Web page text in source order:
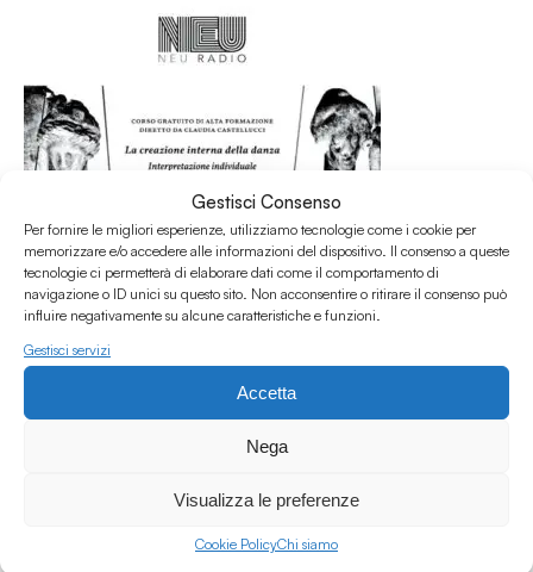
Gestisci Consenso
Per fornire le migliori esperienze, utilizziamo tecnologie come i cookie per
memorizzare e/o accedere alle informazioni del dispositivo. Il consenso a queste
tecnologie ci permetterà di elaborare dati come il comportamento di
navigazione o ID unici su questo sito. Non acconsentire o ritirare il consenso può
influire negativamente su alcune caratteristiche e funzioni.
Gestisci servizi
Accetta
Nega
Visualizza le preferenze
Cookie PolicyChi siamo
31.07.2026
Intervista a Claudia Castellucci per il Corso
d'Alta Formazione Societas
/Teatro